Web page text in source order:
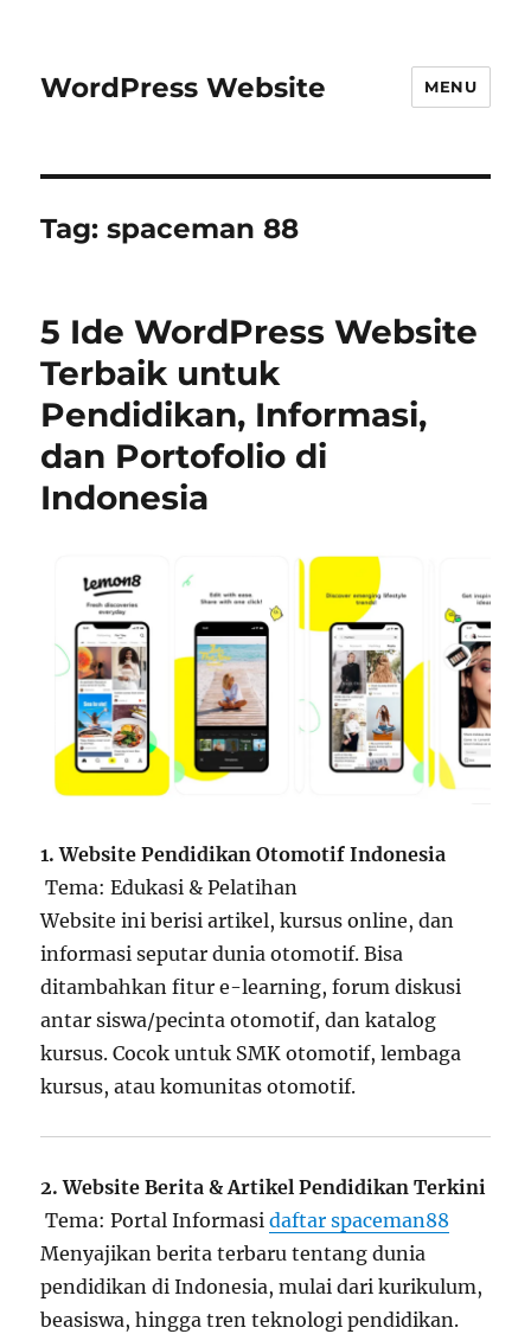
WordPress Website MENU
Tag:spaceman 88
5 Ide WordPress Website
Terbaik untuk
Pendidikan, Informasi,
dan Portofolio di
Indonesia
1. Website Pendidikan Otomotif Indonesia
Tema: Edukasi & Pelatihan
Website ini berisi artikel, kursus online, dan
informasi seputar dunia otomotif. Bisa
ditambahkan fitur e-learning, forum diskusi
antar siswa/pecinta otomotif, dan katalog
kursus. Cocok untuk SMK otomotif, lembaga
kursus, atau komunitas otomotif.
2. Website Berita & Artikel Pendidikan Terkini
Tema: Portal Informasidaftar spaceman88
Menyajikan berita terbaru tentang dunia
pendidikan di Indonesia, mulai dari kurikulum,
beasiswa, hingga tren teknologi pendidikan.